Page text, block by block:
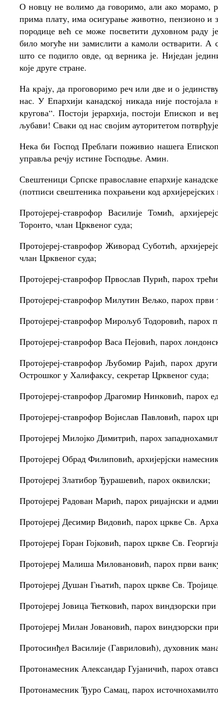
О новцу не волимо да говоримо, али ако морамо,
прима плату, има осигурање животно, пензионо и
породице већ се може посветити духовном раду
било могуће ни замислити а камоли остварити. А
што се подигло овде, од верника је. Ниједан
које друге стране.
На крају, да проговоримо реч или две и о
нас. У Епархији канадској никада није
кругова“. Постоји јерархија, постоји Епископ и
љубави! Сваки од нас својим ауторитетом
Нека би Господ Преблаги поживио нашега
управља речју истине Господње. Амин.
Свештеници Српске православне епархије канадске
(потписи свештеника похрањени код
Протојереј-ставрофор Василије Томић,
Торонто, члан Црквеног суда;
Протојереј-ставрофор Живорад Суботић,
члан Црквеног суда;
Протојереј-ставрофор Првослав Пурић, парох
Протојереј-ставрофор Милутин Вељко, парох први
Протојереј-ставрофор Мирољуб Тодоровић,
Протојереј-ставрофор Васа Пејовић, парох
Протојереј-ставрофор Љубомир Рајић, парох
Острошког у Халифаксу, секретар Црквеног суда;
Протојереј-ставрофор Драгомир Нинковић, парох
Протојереј-ставрофор Војислав Павловић, парох
Протојереј Милојко Димитрић, парох
Протојереј Обрад Филиповић, архијерјски
Протојереј Златибор Ђурашевић, парох оквилски;
Протојереј Радован Марић, парох риџајнски и
Протојереј Десимир Видовић, парох цркве Св.
Протојереј Горан Гојковић, парох цркве Св.
Протојереј Малиша Миловановић, парох први
Протојереј Душан Гњатић, парох цркве Св.
Протојереј Јовица Ћетковић, парох виндзорски
Протојереј Милан Јовановић, парох виндзорски
Протосинђел Василије (Гавриловић), духовник
Протонамесник Александар Гујаничић, парох
Протонамесник Ђуро Самац, парох